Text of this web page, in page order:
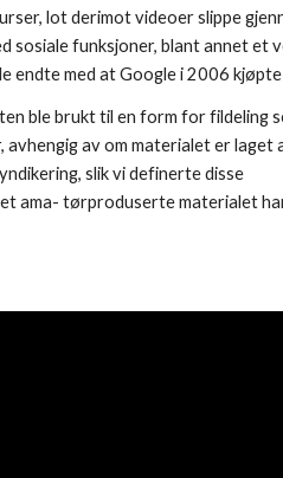
lot derimot videoer slippe
sosiale funksjoner, blant annet et
endte med at Google i 2006
ble brukt til en form for fildeling
avhengig av om materialet er laget
slik vi definerte disse
ama- tørproduserte materialet